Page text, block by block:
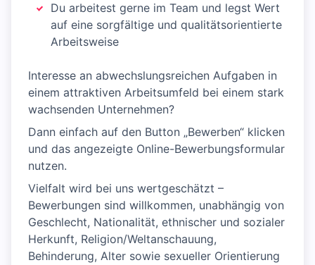
Du arbeitest gerne im Team und legst Wert
auf eine sorgfältige und qualitätsorientierte
Arbeitsweise
Interesse an abwechslungsreichen Aufgaben in
einem attraktiven Arbeitsumfeld bei einem stark
wachsenden Unternehmen?
Dann einfach auf den Button „Bewerben“ klicken
und das angezeigte Online-Bewerbungsformular
nutzen.
Vielfalt wird bei uns wertgeschätzt –
Bewerbungen sind willkommen, unabhängig von
Geschlecht, Nationalität, ethnischer und sozialer
Herkunft, Religion/Weltanschauung,
Behinderung, Alter sowie sexueller Orientierung